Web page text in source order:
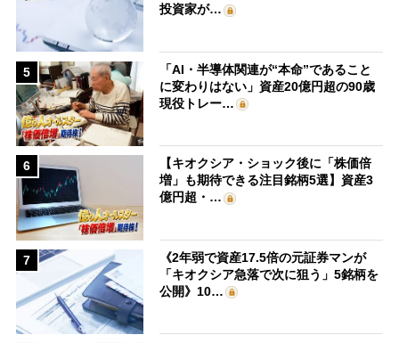
投資家が…
5
「AI・半導体関連が“本命”であること
に変わりはない」資産20億円超の90歳
現役トレー…
6
【キオクシア・ショック後に「株価倍
増」も期待できる注目銘柄5選】資産3
億円超・…
7
《2年弱で資産17.5倍の元証券マンが
「キオクシア急落で次に狙う」5銘柄を
公開》10…